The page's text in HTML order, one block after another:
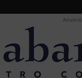
Anuncio